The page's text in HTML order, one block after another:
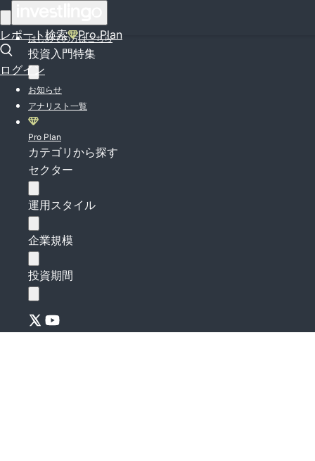
レポート検索 Pro Plan
ログイン
はじめての方はこちら
投資入門特集
お知らせ
アナリスト一覧
Pro Plan
カテゴリから探す
セクター
運用スタイル
企業規模
投資期間